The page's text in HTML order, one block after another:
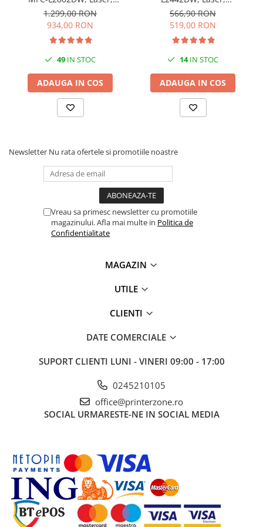
videoconferinta
Alte periferice
Accesorii PC
Retelistica
Routere
Access Point-uri
Sisteme Mesh WiFi
Placi de retea
Conectori & mufe retea
Rack-uri & accesorii rack
Patch panel-uri
Servere
SSD enterprise
HDD enterprise
DAS (Direct Attached Storage)
Monocrom, Wi-Fi, USB, ADF,
A4, Duplex, 32ppm
1.299,00 RON
934,00 RON
49 IN STOC
ADAUGA IN COS
Monocrom, A4, 30 ppm,
Wireless, USB 2.0
566,90 RON
519,00 RON
14IN STOC
ADAUGA IN COS
Newsletter Nu rata ofertele si promotiile noastre
Vreau sa primesc newsletter cu promotiile
magazinului. Afla mai multe in Politica de
Confidentialitate
MAGAZIN
UTILE
CLIENTI
DATE COMERCIALE
SUPORT CLIENTI LUNI - VINERI 09:00 - 17:00
0245210105
office@printerzone.ro
SOCIAL URMARESTE-NE IN SOCIAL MEDIA